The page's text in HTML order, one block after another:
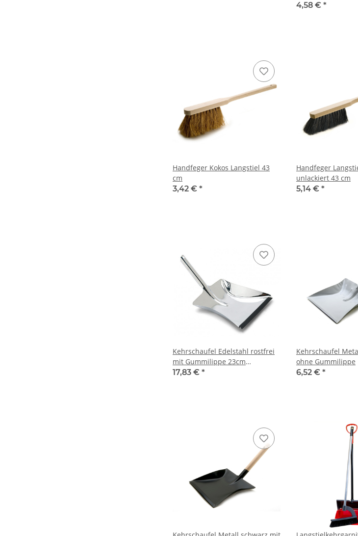
4,58 € *
Handfeger Kokos Langstiel 43
cm
3,42 € *
Handfeger
unlackiert 43 cm
5,14 € *
Kehrschaufel Edelstahl rostfrei
mit Gummilippe 23cm
hochwertige Spitzenquualität
17,83 € *
Kehrschaufel
ohne Gummilippe
6,52 € *